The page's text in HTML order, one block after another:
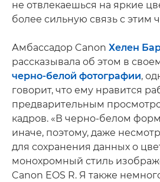
не отвлекаешься на яркие
более сильную связь с этим
Амбассадор Canon Хелен
рассказывала об этом в
черно-белой фотографии,
говорит, что ему нравится
предварительным
кадров. «В черно-белом
иначе, поэтому, даже
для сохранения данных о
монохромный стиль
Canon EOS R. Я также